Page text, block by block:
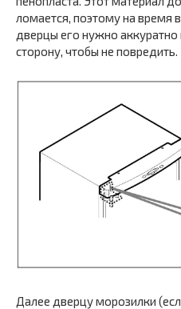
ломается, поэтому на время
дверцы его нужно аккуратно
сторону, чтобы не повредить.
Далее дверцу морозилки